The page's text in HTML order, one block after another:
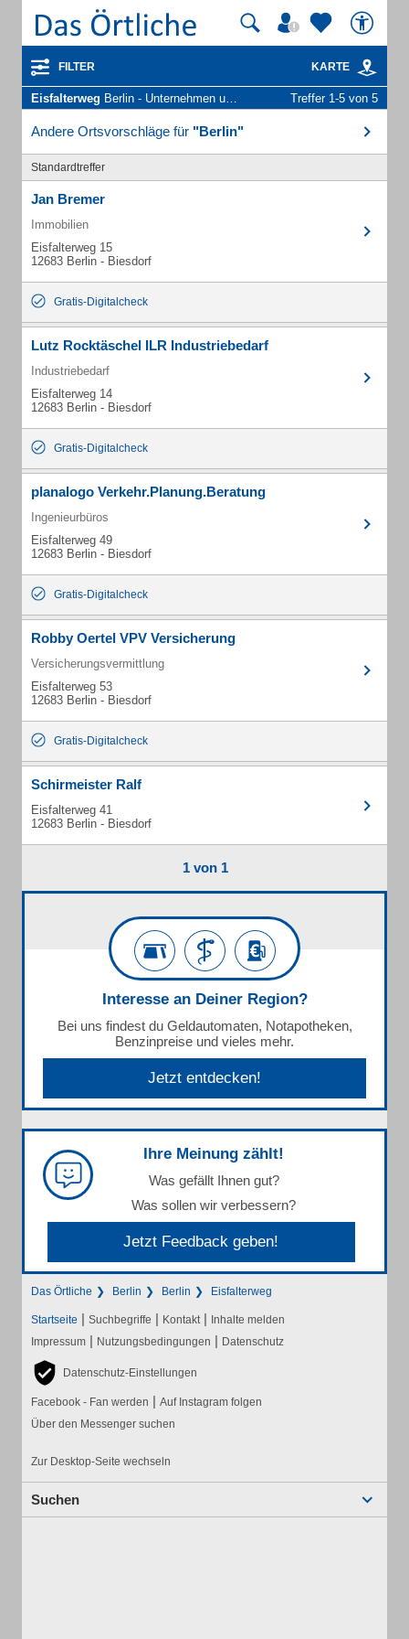
FILTER KARTE
Eisfalterweg Berlin - Unternehmen und Personen Treffer 1-5 von 5
Andere Ortsvorschläge für "Berlin"
Standardtreffer
Jan Bremer
Immobilien
Eisfalterweg 15
12683 Berlin - Biesdorf
Gratis-Digitalcheck
Lutz Rocktäschel ILR Industriebedarf
Industriebedarf
Eisfalterweg 14
12683 Berlin - Biesdorf
Gratis-Digitalcheck
planalogo Verkehr.Planung.Beratung
Ingenieurbüros
Eisfalterweg 49
12683 Berlin - Biesdorf
Gratis-Digitalcheck
Robby Oertel VPV Versicherung
Versicherungsvermittlung
Eisfalterweg 53
12683 Berlin - Biesdorf
Gratis-Digitalcheck
Schirmeister Ralf
Eisfalterweg 41
12683 Berlin - Biesdorf
1 von 1
Interesse an Deiner Region?
Bei uns findest du Geldautomaten, Notapotheken,
Benzinpreise und vieles mehr.
Jetzt entdecken!
Ihre Meinung zählt!
Was gefällt Ihnen gut?
Was sollen wir verbessern?
Jetzt Feedback geben!
Das Örtliche Berlin Berlin Eisfalterweg
Startseite | Suchbegriffe | Kontakt | Inhalte melden
Impressum | Nutzungsbedingungen | Datenschutz
Datenschutz-Einstellungen
Facebook - Fan werden | Auf Instagram folgen
Über den Messenger suchen
Zur Desktop-Seite wechseln
Suchen